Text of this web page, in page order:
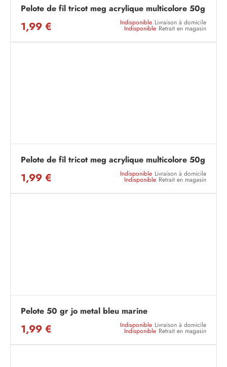
Pelote de fil tricot meg acrylique multicolore 50g
1,99 € Indisponible Livraison à domicile
Indisponible Retrait en magasin
Pelote de fil tricot meg acrylique multicolore 50g
1,99 € Indisponible Livraison à domicile
Indisponible Retrait en magasin
Pelote 50 gr jo metal bleu marine
1,99 € Indisponible Livraison à domicile
Indisponible Retrait en magasin